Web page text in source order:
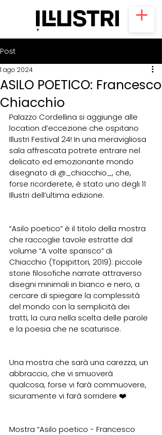
Post
ASILO POETICO: Francesco
Chiacchio
1 ago 2024
Palazzo Cordellina si aggiunge alle
location d’eccezione che ospitano
Illustri Festival 24! In una meravigliosa
sala affrescata potrete entrare nel
delicato ed emozionante mondo
disegnato di @_chiacchio_ , che,
forse ricorderete, è stato uno degli 11
Illustri dell’ultima edizione.
“Asilo poetico” è il titolo della mostra
che raccoglie tavole estratte dal
volume “A volte sparisco” di
Chiacchio (Topipittori, 2019): piccole
storie filosofiche narrate attraverso
disegni minimali in bianco e nero, a
cercare di spiegare la complessità
del mondo con la semplicità dei
tratti, la cura nella scelta delle parole
e la poesia che ne scaturisce.
Una mostra che sarà una carezza, un
abbraccio, che vi smuoverà
qualcosa, forse vi farà commuovere,
sicuramente vi farà sorridere ❤️
Mostra “Asilo poetico - Francesco